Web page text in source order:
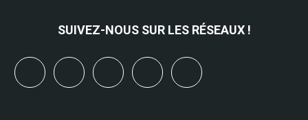
SUIVEZ-NOUS SUR LES RÉSEAUX !
linkedinyoutubebluesky mastodon